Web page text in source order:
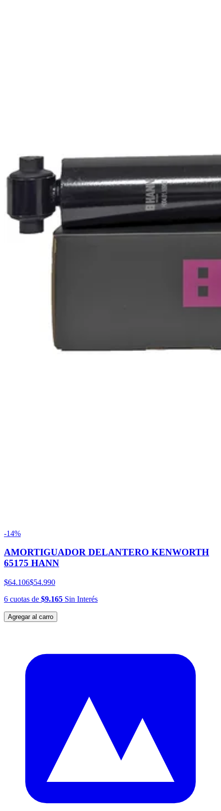
-14%
AMORTIGUADOR DELANTERO KENWORTH
65175 HANN
$64.106$54.990
6 cuotas de $9.165 Sin Interés
Agregar al carro